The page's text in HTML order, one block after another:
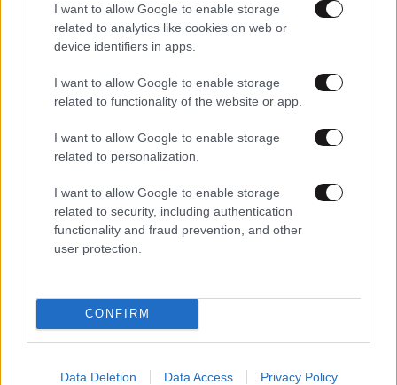
I want to allow Google to enable storage
related to analytics like cookies on web or
device identifiers in apps.
I want to allow Google to enable storage
related to functionality of the website or app.
I want to allow Google to enable storage
related to personalization.
I want to allow Google to enable storage
related to security, including authentication
functionality and fraud prevention, and other
user protection.
CONFIRM
Data Deletion Data Access Privacy Policy
πολυκατοικίας στη Μιχαλακοπούλου –
Ανασύρθηκε χωρίς τις αισθήσεις της